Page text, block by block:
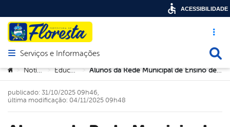
Acesso
Abrir menu principal de navegação
Serviços e Informações
Você está aqui:
> Notícias > Educação > Alunos da Rede Municipal de Ensino de Floresta participam do PROERD em parceria com a Polícia Militar
publicado: 31/10/2025 09h46,
última modificação: 04/11/2025 09h48
ACESSIBILIDADE